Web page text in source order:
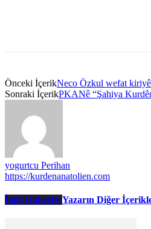
Önceki İçerikNeco Özkul wefat kiriyê
Sonraki İçerikPKANê “Şahiya
yogurtcu Perihan
https://kurdenanatolien.com
İlgili HaberlerYazarın Diğer